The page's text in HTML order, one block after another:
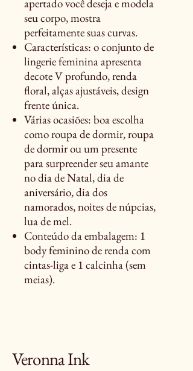
apertado você deseja e modela
seu corpo, mostra
perfeitamente suas curvas.
Características: o conjunto de
lingerie feminina apresenta
decote V profundo, renda
floral, alças ajustáveis, design
frente única.
Várias ocasiões: boa escolha
como roupa de dormir, roupa
de dormir ou um presente
para surpreender seu amante
no dia de Natal, dia de
aniversário, dia dos
namorados, noites de núpcias,
lua de mel.
Conteúdo da embalagem: 1
body feminino de renda com
cintas-liga e 1 calcinha (sem
meias).
Veronna Ink